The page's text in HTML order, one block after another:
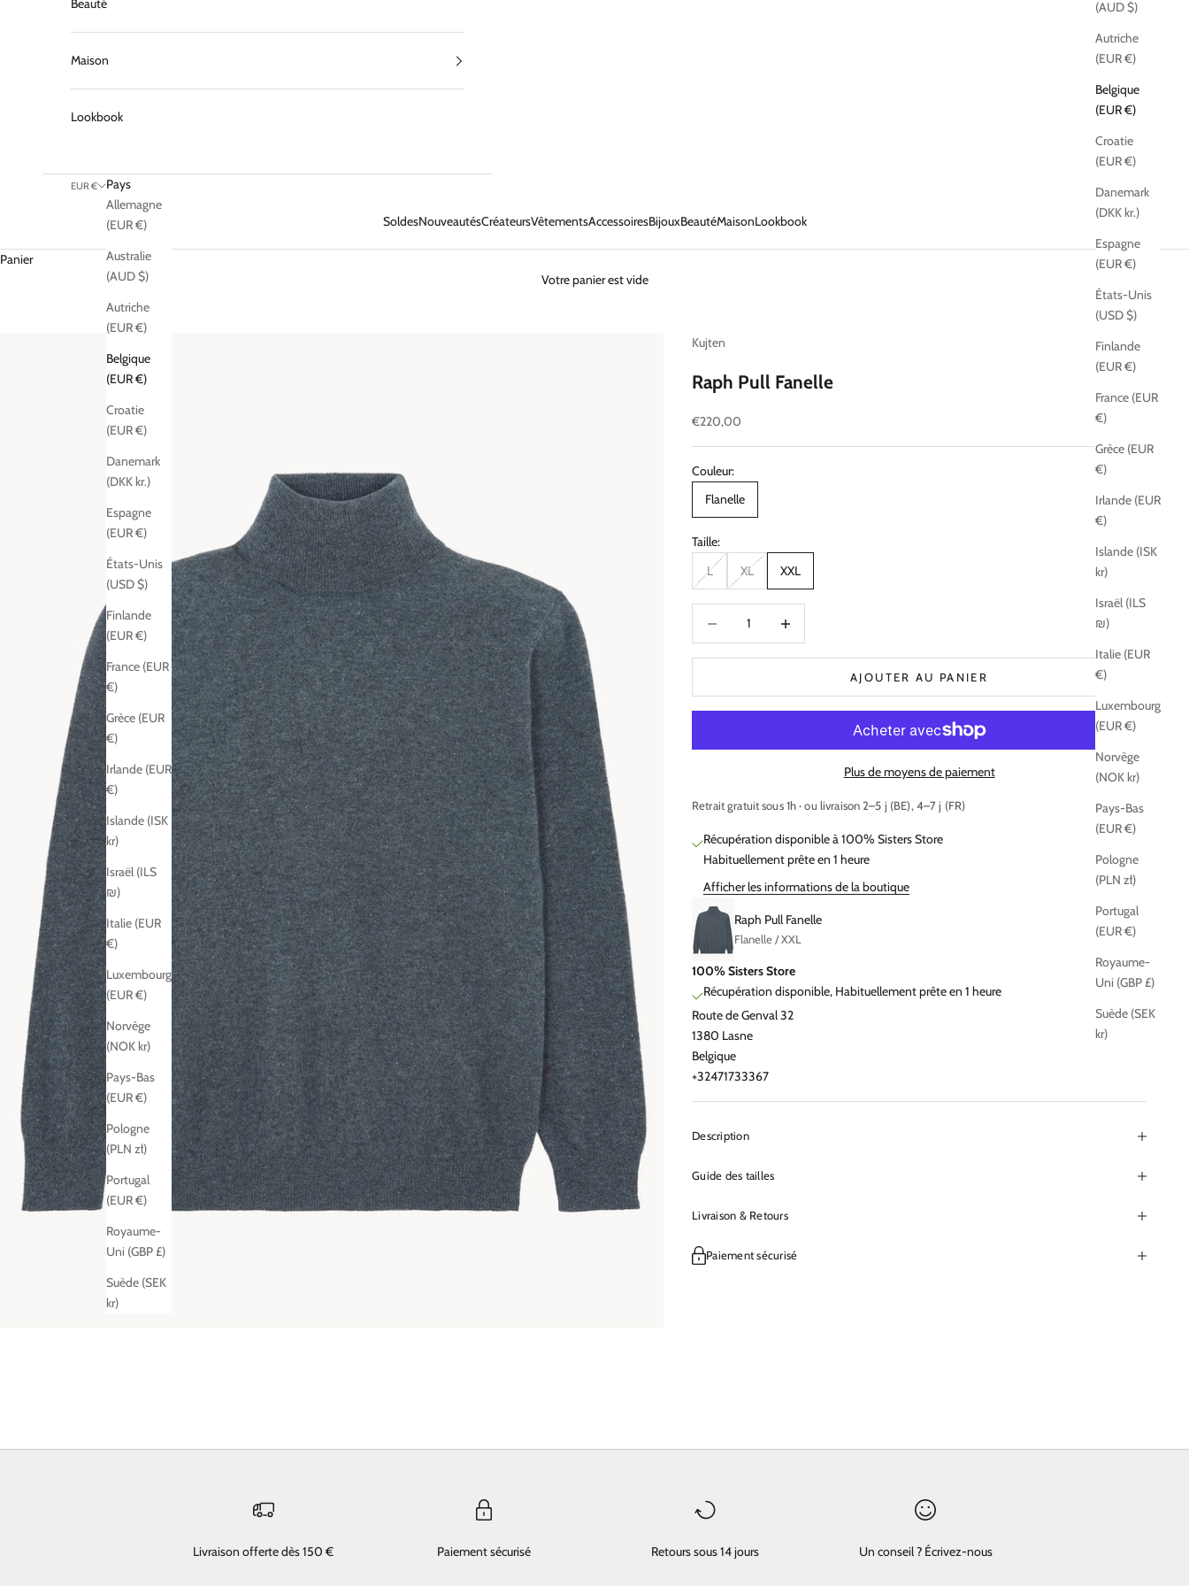
SoldesNouveautésCréateursVêtementsAccessoiresBijouxBeautéMaisonLookbook
(AUD $)
Autriche
(EUR €)
Belgique
(EUR €)
Croatie
(EUR €)
Danemark
(DKK kr.)
Espagne
(EUR €)
États-Unis
(USD $)
Finlande
(EUR €)
France (EUR
€)
Grèce (EUR
€)
Irlande (EUR
€)
Islande (ISK
kr)
Israël (ILS
₪)
Italie (EUR
€)
Luxembourg
(EUR €)
Norvège
(NOK kr)
Pays-Bas
(EUR €)
Pologne
(PLN zł)
Portugal
(EUR €)
Royaume-
Uni (GBP £)
Suède (SEK
kr)
Beauté
Maison
Lookbook
EUR €
Pays
Allemagne
(EUR €)
Australie
(AUD $)
Autriche
(EUR €)
Belgique
(EUR €)
Croatie
(EUR €)
Danemark
(DKK kr.)
Espagne
(EUR €)
États-Unis
(USD $)
Finlande
(EUR €)
France (EUR
€)
Grèce (EUR
€)
Irlande (EUR
€)
Islande (ISK
kr)
Israël (ILS
₪)
Italie (EUR
€)
Luxembourg
(EUR €)
Norvège
(NOK kr)
Pays-Bas
(EUR €)
Pologne
(PLN zł)
Portugal
(EUR €)
Royaume-
Uni (GBP £)
Suède (SEK
kr)
Panier
Votre panier est vide
Kujten
Raph Pull Fanelle
Prix de vente
€220,00
Couleur:
Flanelle
Taille:
L
XL XXL
AJOUTER AU PANIER
Plus de moyens de paiement
Retrait gratuit sous 1h · ou livraison 2–5 j (BE), 4–7 j (FR)
Récupération disponible à 100% Sisters Store
Habituellement prête en 1 heure
Afficher les informations de la boutique
Raph Pull Fanelle
Flanelle / XXL
100% Sisters Store
Récupération disponible, Habituellement prête en 1 heure
Route de Genval 32
1380 Lasne
Belgique
+32471733367
Description
Guide des tailles
Livraison & Retours
Paiement sécurisé
Livraison offerte dès 150 € Paiement sécurisé Retours sous 14 jours Un conseil ? Écrivez-nous